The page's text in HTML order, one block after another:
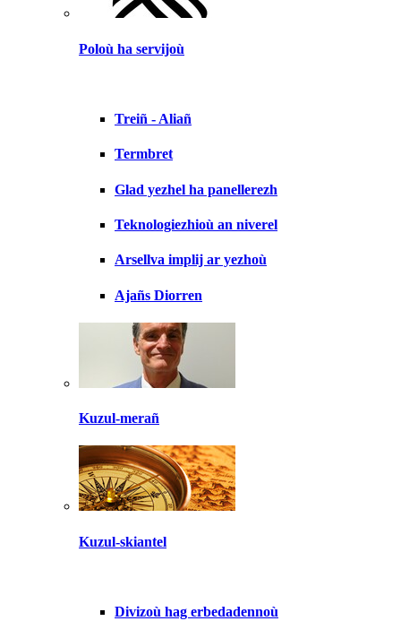
Poloù ha servijoù
Treiñ - Aliañ
Termbret
Glad yezhel ha panellerezh
Teknologiezhioù an niverel
Arsellva implij ar yezhoù
Ajañs Diorren
Kuzul-merañ
Kuzul-skiantel
Divizoù hag erbedadennoù